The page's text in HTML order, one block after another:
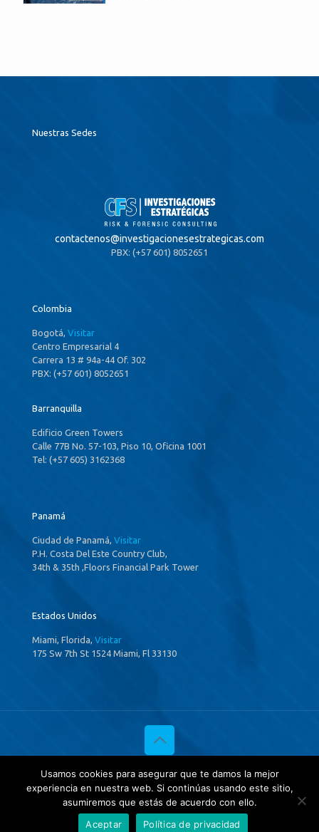
Nuestras Sedes
contactenos@investigacionesestrategicas.com
PBX: (+57 601) 8052651
Colombia
Bogotá, Visitar
Centro Empresarial 4
Carrera 13 # 94a-44 Of. 302
PBX: (+57 601) 8052651
Barranquilla
Edificio Green Towers
Calle 77B No. 57-103, Piso 10, Oficina 1001
Tel: (+57 605) 3162368
Panamá
Ciudad de Panamá, Visitar
P.H. Costa Del Este Country Club,
34th & 35th ,Floors Financial Park Tower
Estados Unidos
Miami, Florida, Visitar
175 Sw 7th St 1524 Miami, Fl 33130
© 2020 Investigaciones Estratégicas & Asociados. All Rights
Reserved
Política de privacidad
yTratamientos de datos.
Usamos cookies para asegurar que te damos la mejor
experiencia en nuestra web. Si continúas usando este sitio,
asumiremos que estás de acuerdo con ello.
Aceptar
Política de privacidad